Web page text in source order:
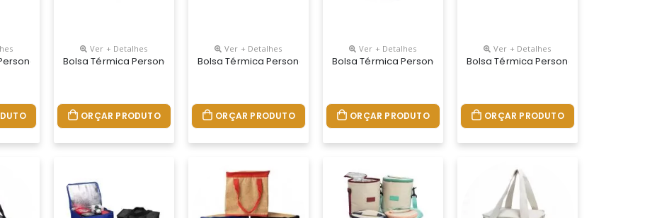
Ver + Detalhes
Bolsa Térmica Personalizada
ORÇAR PRODUTO
Ver + Detalhes
Bolsa Térmica Personalizada
ORÇAR PRODUTO
Ver + Detalhes
Bolsa Térmica Personalizada
ORÇAR PRODUTO
Ver + Detalhes
Bolsa Térmica Personalizada
ORÇAR PRODUTO